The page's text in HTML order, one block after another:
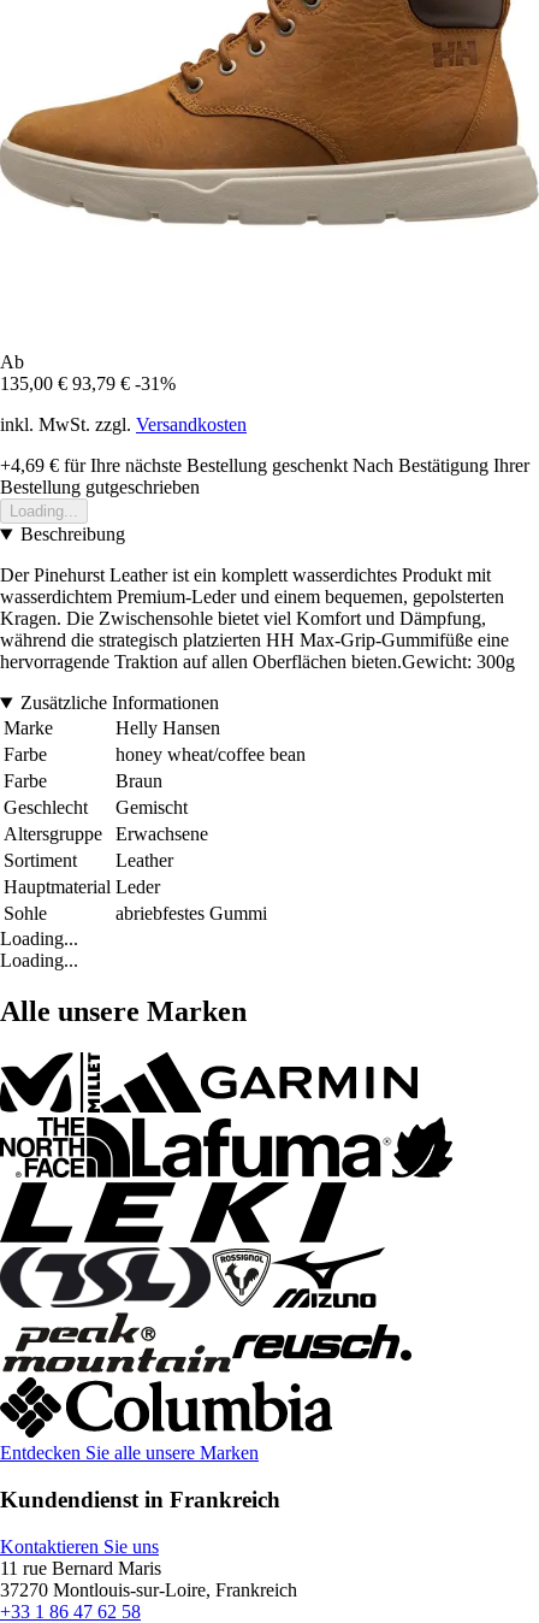
Ab
135,00 € 93,79 € -31%
inkl. MwSt. zzgl. Versandkosten
+4,69 € für Ihre nächste Bestellung geschenkt Nach Bestätigung Ihrer
Bestellung gutgeschrieben
Loading...
Beschreibung
Der Pinehurst Leather ist ein komplett wasserdichtes Produkt mit
wasserdichtem Premium-Leder und einem bequemen, gepolsterten
Kragen. Die Zwischensohle bietet viel Komfort und Dämpfung,
während die strategisch platzierten HH Max-Grip-Gummifüße eine
hervorragende Traktion auf allen Oberflächen bieten.Gewicht: 300g
Zusätzliche Informationen
Marke
Helly Hansen
Farbe
honey wheat/coffee bean
Farbe
Braun
Geschlecht
Gemischt
Altersgruppe
Erwachsene
Sortiment
Leather
Hauptmaterial Leder
Sohle
abriebfestes Gummi
Loading...
Loading...
Alle unsere Marken
Entdecken Sie alle unsere Marken
Kundendienst in Frankreich
Kontaktieren Sie uns
11 rue Bernard Maris
37270 Montlouis-sur-Loire, Frankreich
+33 1 86 47 62 58